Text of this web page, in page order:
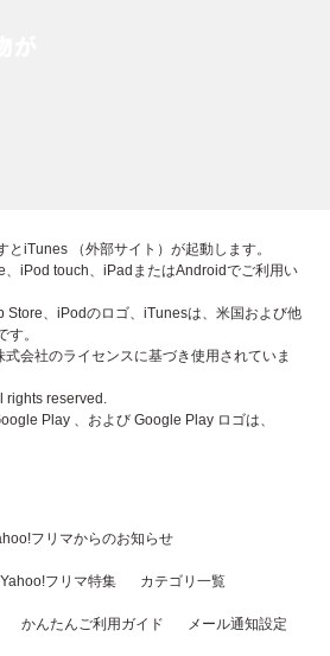
とiTunes （外部サイト）が起動します。
、iPod touch、iPadまたはAndroidでご利用い
Store、iPodのロゴ、iTunesは、米国および他
。
式会社のライセンスに基づき使用されていま
rights reserved.
Play 、および Google Play ロゴは、
フリマからのお知らせ
Yahoo!フリマ特集 カテゴリ一覧
かんたんご利用ガイド メール通知設定